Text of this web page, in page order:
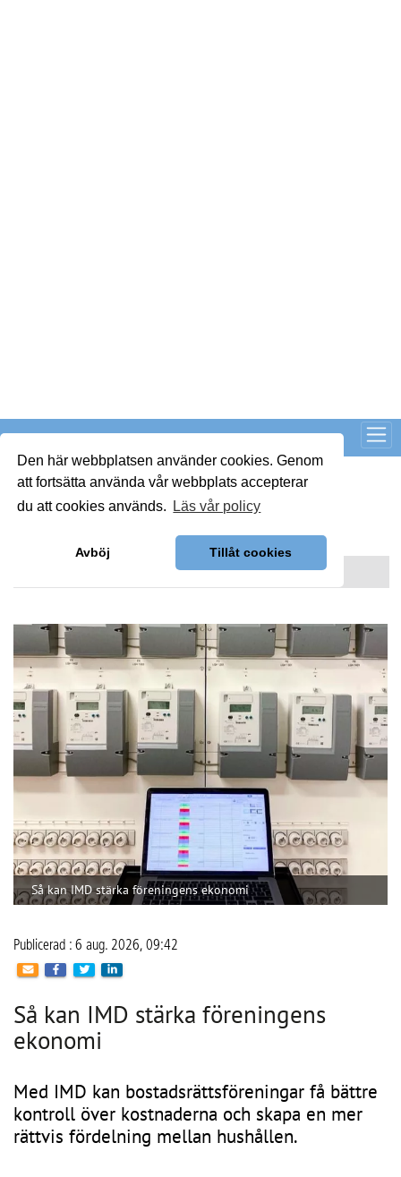
Så kan IMD stärka föreningens ekonomi
Publicerad : 6 aug. 2026, 09:42
Så kan IMD stärka föreningens
ekonomi
Med IMD kan bostadsrättsföreningar få bättre
rättvis fördelning mellan hushållen.
traditionell fastighetsförvaltning med allt från grönyteskötsel
och ronderingar till teknisk support, felanmälan och
energikostnader och ett ökat fokus på hållbarhet också
gjort energioptimering, solceller och individuell mätning
och debitering (IMD) till en viktigare del av verksamheten.
Företaget har sin bas i Västra Götaland men arbetar